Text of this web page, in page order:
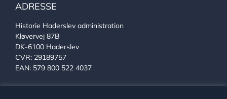
ADRESSE
Historie Haderslev administration
Kløvervej 87B
DK-6100 Haderslev
CVR: 29189757
EAN: 579 800 522 4037